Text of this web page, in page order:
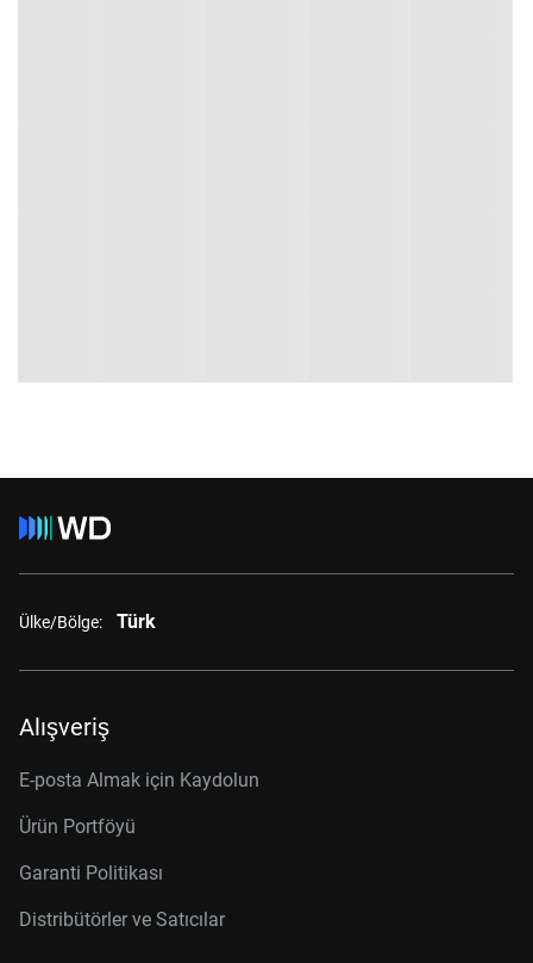
Ülke/Bölge: Türk
Alışveriş
E-posta Almak için Kaydolun
Ürün Portföyü
Garanti Politikası
Distribütörler ve Satıcılar